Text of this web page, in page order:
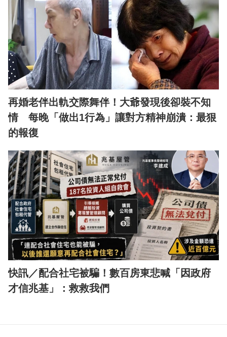
再婚老伴出軌交際舞伴！大爺發現後卻裝不知
情 每晚「做出1行為」讓對方精神崩潰：最狠
的報復
快訊／配合社宅被騙！數百房東悲喊「因政府
才信兆基」：救救我們